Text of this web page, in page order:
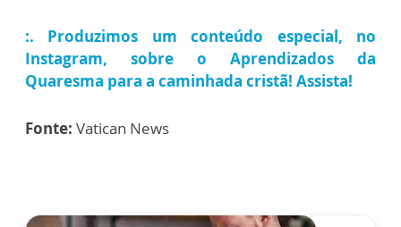
:. Produzimos um conteúdo especial, no
Instagram, sobre o Aprendizados da
Quaresma para a caminhada cristã! Assista!
Fonte: Vatican News